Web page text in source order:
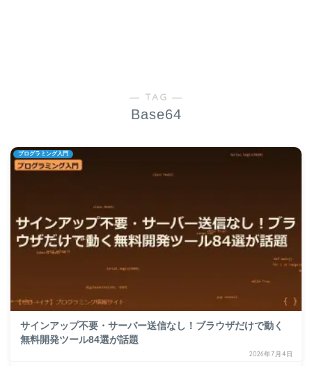
― TAG ―
Base64
プログラミング入門
サインアップ不要・サーバー送信なし！ブラウザだけで動く
無料開発ツール84選が話題
2026年7月4日